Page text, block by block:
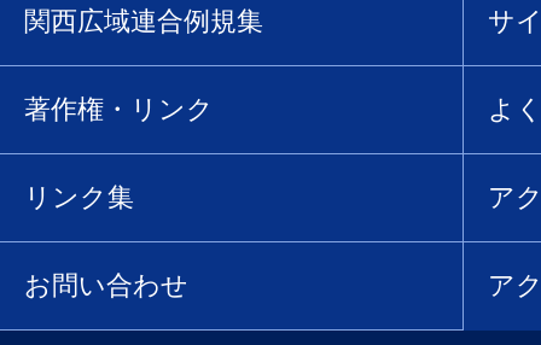
関西広域連合例規集 サ
著作権・リンク よ
リンク集 ア
お問い合わせ ア